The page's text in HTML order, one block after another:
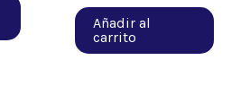
Añadir al
carrito